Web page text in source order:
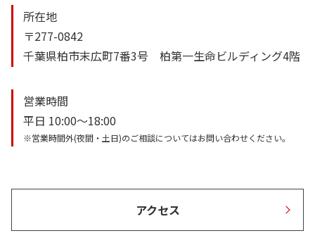
所在地
〒277-0842
千葉県柏市末広町7番3号 柏第一生命ビルディング4階
営業時間
平日 10:00～18:00
※営業時間外(夜間・土日)のご相談についてはお問い合わせください。
アクセス